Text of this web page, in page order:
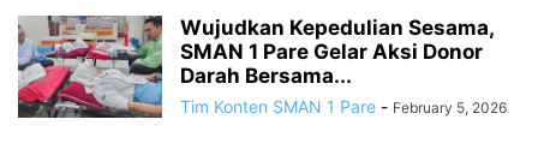
Wujudkan Kepedulian Sesama,
SMAN 1 Pare Gelar Aksi Donor
Darah Bersama...
Tim Konten SMAN 1 Pare - February 5, 2026